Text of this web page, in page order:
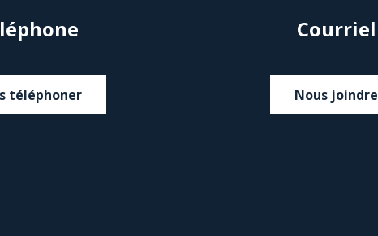
téléphoner
Courriel
Nous joindre